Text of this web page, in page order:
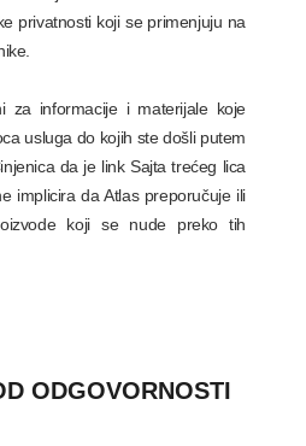
privatnosti koji se primenjuju na
za informacije i materijale koje
usluga do kojih ste došli putem
da je link Sajta trećeg lica
implicira da Atlas preporučuje ili
koji se nude preko tih
ODGOVORNOSTI